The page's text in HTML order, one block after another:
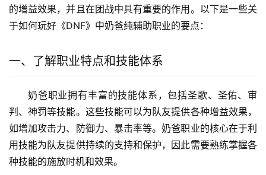
的增益效果，并且在团战中具有重要的作用。以下是一些关
于如何玩好《DNF》中奶爸纯辅助职业的要点：
一、了解职业特点和技能体系
奶爸职业拥有丰富的技能体系，包括圣歌、圣佑、审
判、神罚等技能。这些技能可以为队友提供各种增益效果，
如增加攻击力、防御力、暴击率等。奶爸职业的核心在于利
用技能为队友提供持续的支持和保护，因此需要熟练掌握各
种技能的施放时机和效果。